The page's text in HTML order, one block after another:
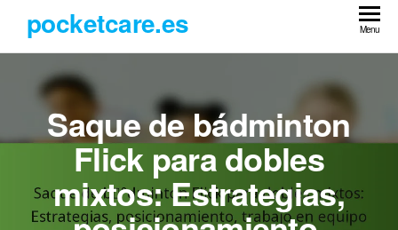
the
content
pocketcare.es Menu
Saque de bádminton
Flick para dobles
mixtos: Estrategias,